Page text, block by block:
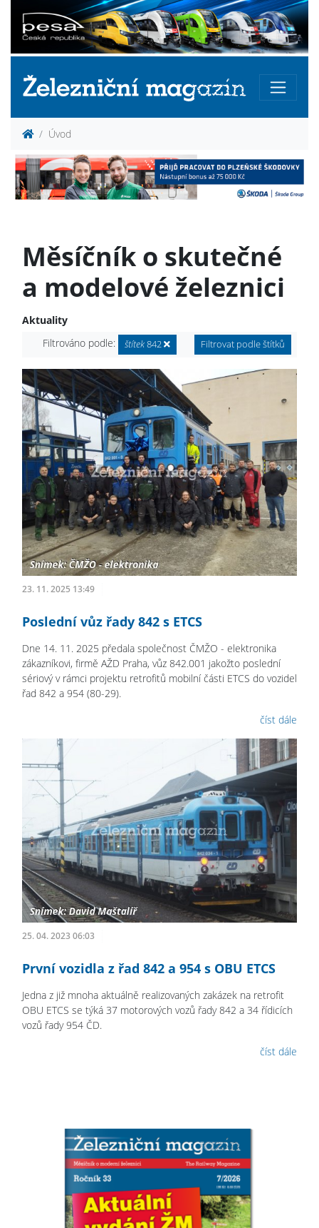
Úvod
Měsíčník o skutečné
a modelové železnici
Aktuality
Filtrováno podle:
štítek842 Filtrovat podle štítků
23. 11. 2025 13:49
Poslední vůz řady 842 s ETCS
Dne 14. 11. 2025 předala společnost ČMŽO - elektronika
zákazníkovi, firmě AŽD Praha, vůz 842.001 jakožto poslední
sériový v rámci projektu retrofitů mobilní části ETCS do vozidel
řad 842 a 954 (80-29).
číst dále
25. 04. 2023 06:03
První vozidla z řad 842 a 954 s OBU ETCS
Jedna z již mnoha aktuálně realizovaných zakázek na retrofit
OBU ETCS se týká 37 motorových vozů řady 842 a 34 řídicích
vozů řady 954 ČD.
číst dále